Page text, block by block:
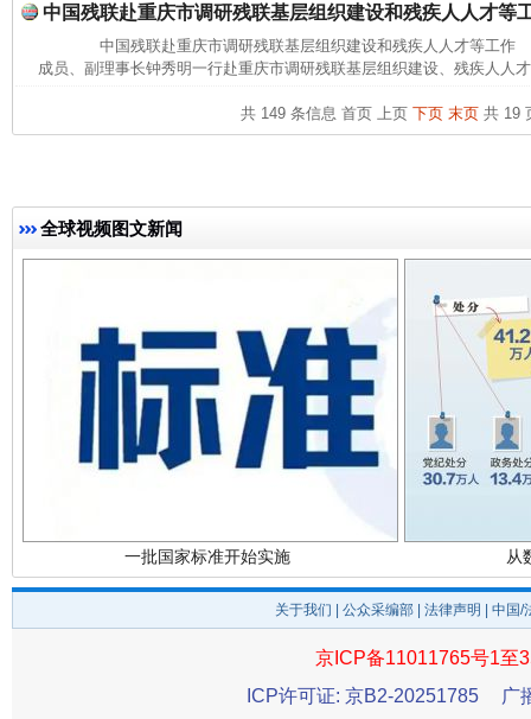
中国残联赴重庆市调研残联基层组织建设和残疾人人才等
中国残联赴重庆市调研残联基层组织建设和残疾人人才等工
成员、副理事长钟秀明一行赴重庆市调研残联基层组织建设、残疾人人
共 149 条信息 首页 上页 下页 末页共 19
全球视频图文新闻法徽映军营 权益有保障
一批国家标准开始实施 从
关于我们 公众采编部 法律声明 | 中国
京ICP备11011765号1至
ICP许可证: 京B2-20251785
广